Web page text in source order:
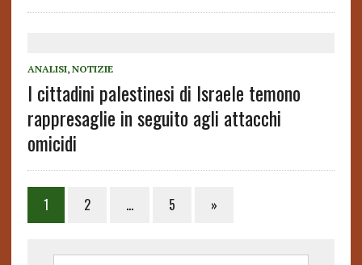
ANALISI, NOTIZIE
I cittadini palestinesi di Israele temono
rappresaglie in seguito agli attacchi
omicidi
1 2 … 5 »